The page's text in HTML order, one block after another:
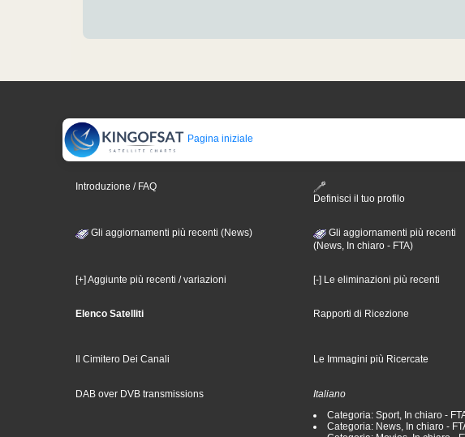
Pagina iniziale
Introduzione / FAQ
Definisci il tuo profilo
Gli aggiornamenti più recenti (News)
Gli aggiornamenti più recenti
(News, In chiaro - FTA)
[+] Aggiunte più recenti / variazioni [-] Le eliminazioni più recenti
Elenco Satelliti Rapporti di Ricezione
Il Cimitero Dei Canali Le Immagini più Ricercate
DAB over DVB transmissions
Italiano
Categoria: Sport, In chiaro -
Categoria: News, In chiaro -